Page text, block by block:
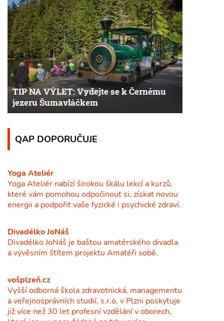
TIP NA VÝLET: Vydejte se k Černému
jezeru Šumavláčkem
QAP DOPORUČUJE
Yoga Ateliér
Yoga Ateliér nabízí širokou škálu lekcí a kurzů,
které vám pomohou odpočinout si, získat novou
energii a podpořit vaše fyzické i psychické zdraví.
Divadélko JoNáš
Divadélko JoNáš je baštou amatérského divadla
a vývěsním štítem projektu Amatéři sobě.
vošplzeň.cz
Vyšší odborná škola zdravotnická, managementu
a veřejnosprávních studií, s.r.o. v Plzni poskytuje
již více než 30 let profesní vzdělání v oborech,